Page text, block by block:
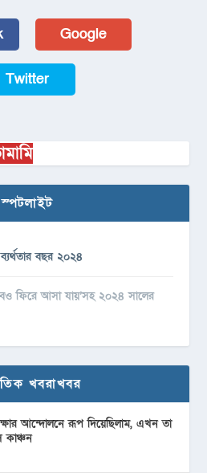
Google
Twitter
স্পটলাইট
বছর ২০২৪
ফিরে আসা যায়’সহ ২০২৪ সালের
খবরাখবর
আন্দোলনে রূপ দিয়েছিলাম, এখন তা
কাঞ্চন